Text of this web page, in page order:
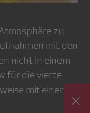
zu
mit den
nicht in einem
für die vierte
mit einem